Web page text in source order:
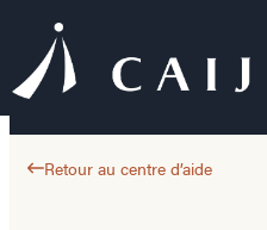
Retour au centre d’aide